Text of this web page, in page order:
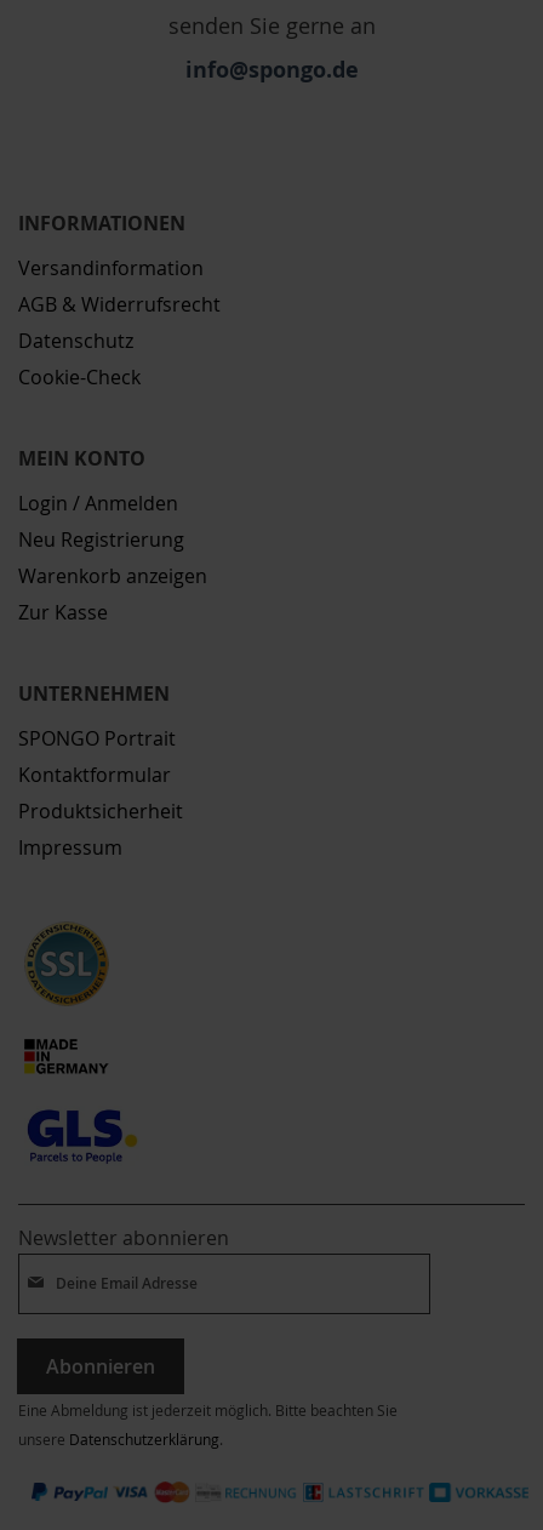
senden Sie gerne an
info@spongo.de
INFORMATIONEN
Versandinformation
AGB & Widerrufsrecht
Datenschutz
Cookie-Check
MEIN KONTO
Login / Anmelden
Neu Registrierung
Warenkorb anzeigen
Zur Kasse
UNTERNEHMEN
SPONGO Portrait
Kontaktformular
Produktsicherheit
Impressum
Newsletter abonnieren
Abonnieren
Eine Abmeldung ist jederzeit möglich. Bitte beachten Sie
unsere Datenschutzerklärung.